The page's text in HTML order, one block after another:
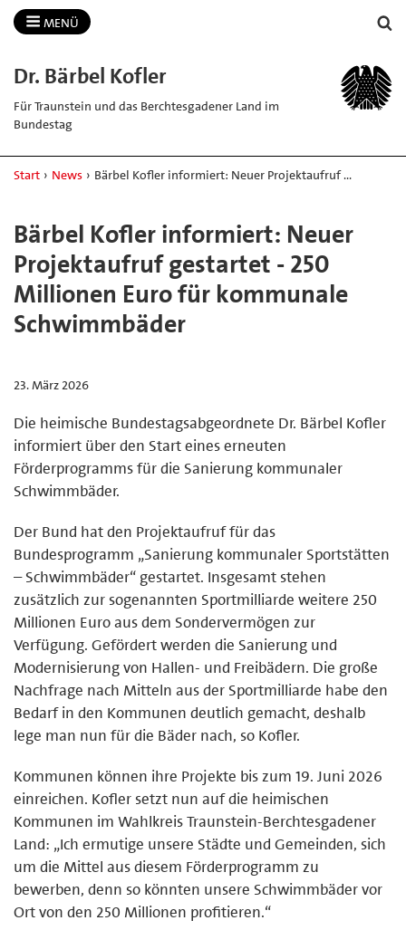
MENÜ
Dr.​ Bärbel Kofler
Für Traunstein und das Berchtesgadener Land im
Bundestag
Start › News › Bärbel Kofler informiert: Neuer Projektaufruf …
Bärbel Kofler informiert: Neuer
Projektaufruf gestartet - 250
Millionen Euro für kommunale
Schwimmbäder
23. März 2026
Die heimische Bundestagsabgeordnete Dr. Bärbel Kofler
informiert über den Start eines erneuten
Förderprogramms für die Sanierung kommunaler
Schwimmbäder.
Der Bund hat den Projektaufruf für das
Bundesprogramm „Sanierung kommunaler Sportstätten
– Schwimmbäder“ gestartet. Insgesamt stehen
zusätzlich zur sogenannten Sportmilliarde weitere 250
Millionen Euro aus dem Sondervermögen zur
Verfügung. Gefördert werden die Sanierung und
Modernisierung von Hallen- und Freibädern. Die große
Nachfrage nach Mitteln aus der Sportmilliarde habe den
Bedarf in den Kommunen deutlich gemacht, deshalb
lege man nun für die Bäder nach, so Kofler.
Kommunen können ihre Projekte bis zum 19. Juni 2026
einreichen. Kofler setzt nun auf die heimischen
Kommunen im Wahlkreis Traunstein-Berchtesgadener
Land: „Ich ermutige unsere Städte und Gemeinden, sich
um die Mittel aus diesem Förderprogramm zu
bewerben, denn so könnten unsere Schwimmbäder vor
Ort von den 250 Millionen profitieren.“